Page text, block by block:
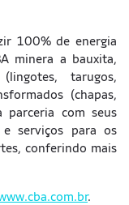
100% de energia
minera a bauxita,
tarugos,
(chapas,
parceria com seus
e serviços para os
conferindo mais
.